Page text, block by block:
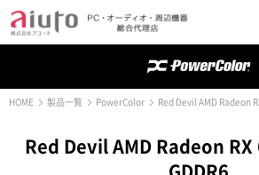
HOME 製品一覧 PowerColor Red Devil AMD Radeon
Red Devil AMD Radeon RX
GDDR6